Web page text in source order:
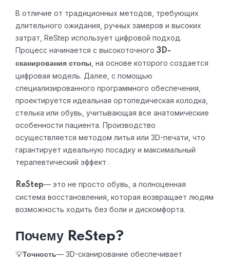
В отличие от традиционных методов, требующих
длительного ожидания, ручных замеров и высоких
затрат, ReStep использует цифровой подход.
Процесс начинается с высокоточного 3D-
сканирования стопы , на основе которого создается
цифровая модель. Далее, с помощью
специализированного программного обеспечения,
проектируется идеальная ортопедическая колодка,
стелька или обувь, учитывающая все анатомические
особенности пациента. Производство
осуществляется методом литья или 3D-печати, что
гарантирует идеальную посадку и максимальный
терапевтический эффект .
ReStep— это не просто обувь, а полноценная
система восстановления, которая возвращает людям
возможность ходить без боли и дискомфорта.
Почему ReStep?
💡Точность— 3D-сканирование обеспечивает